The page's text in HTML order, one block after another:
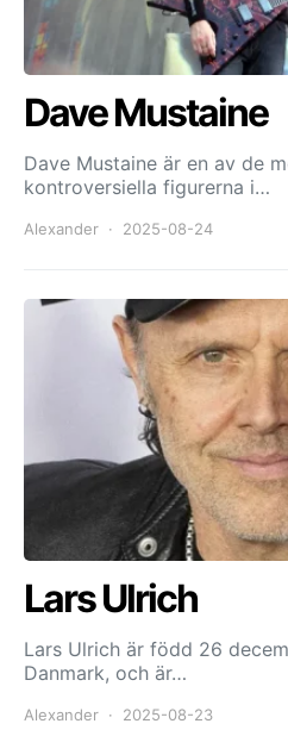
Dave Mustaine
Dave Mustaine är en av de
kontroversiella figurerna i…
Alexander 2025-08-24
Lars Ulrich
Lars Ulrich är född 26
Danmark, och är…
Alexander 2025-08-23